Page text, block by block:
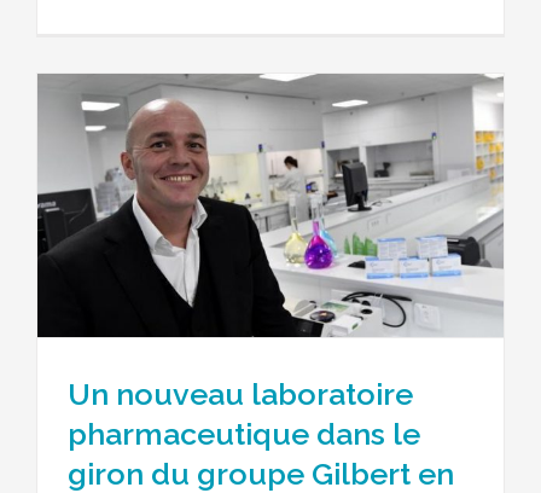
Un nouveau laboratoire
pharmaceutique dans le
giron du groupe Gilbert en